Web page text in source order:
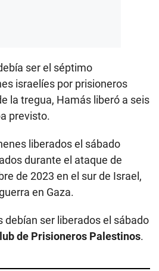
ser el séptimo
israelíes por prisioneros
la tregua, Hamás liberó a seis
previsto.
liberados el sábado
durante el ataque de
de 2023 en el sur de Israel,
en Gaza.
debían ser liberados el sábado
de Prisioneros Palestinos.